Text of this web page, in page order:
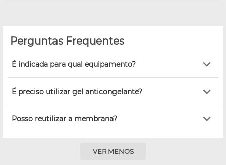
Perguntas Frequentes
É indicada para qual equipamento?
É preciso utilizar gel anticongelante?
Posso reutilizar a membrana?
VER MENOS